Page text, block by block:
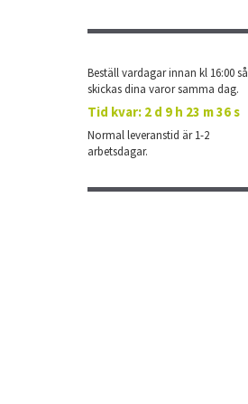
Beställ vardagar innan kl 16:00 så
skickas dina varor samma dag.
Tid kvar: 2 d 9 h 23 m 35 s
Normal leveranstid är 1-2
arbetsdagar.